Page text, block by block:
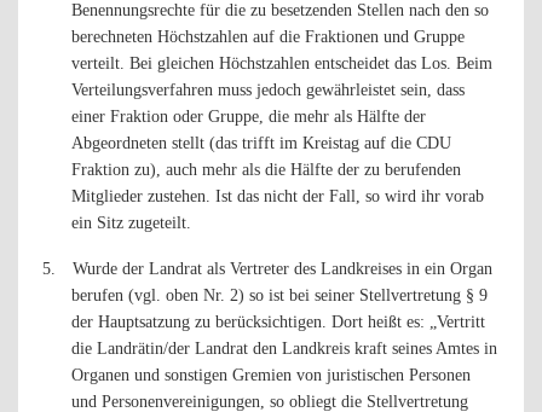
Benennungsrechte für die zu besetzenden Stellen nach den so
berechneten Höchstzahlen auf die Fraktionen und Gruppe
verteilt. Bei gleichen Höchstzahlen entscheidet das Los. Beim
Verteilungsverfahren muss jedoch gewährleistet sein, dass
einer Fraktion oder Gruppe, die mehr als Hälfte der
Abgeordneten stellt (das trifft im Kreistag auf die CDU
Fraktion zu), auch mehr als die Hälfte der zu berufenden
Mitglieder zustehen. Ist das nicht der Fall, so wird ihr vorab
ein Sitz zugeteilt.
5.
Wurde der Landrat als Vertreter des Landkreises in ein Organ
berufen (vgl. oben Nr. 2) so ist bei seiner Stellvertretung § 9
der Hauptsatzung zu berücksichtigen. Dort heißt es: „Vertritt
die Landrätin/der Landrat den Landkreis kraft seines Amtes in
Organen und sonstigen Gremien von juristischen Personen
und Personenvereinigungen, so obliegt die Stellvertretung